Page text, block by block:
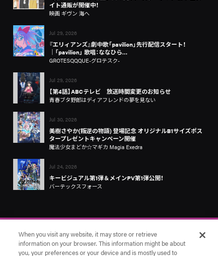
イト通販が開催中！
映画 ギヴン 海へ
Jul 29, 2026
『エリィアンズ』劇中歌「pavilion」先行配信スタート！
│「pavilion」 歌唱：ななひら…
GROTESQQQUE-グロテスク-
Jul 29, 2026
【第4話】ABCテレビ 放送時間変更のお知らせ
青春ブタ野郎はディアフレンドの夢を見ない
Jul 30, 2026
美樹さやか(叛逆の物語) 登場記念 オリジナルB1サイズポス
タープレゼントキャンペーン開催
魔法少女まどか☆マギカ Magia Exedra
Jul 24, 2026
キービジュアル第1弾＆メインPV第1弾公開！
バーテックスフォース
When you visit any website, it may store or retrieve
information on your browser. This information might be about
you, your preferences or your device and is mostly used to